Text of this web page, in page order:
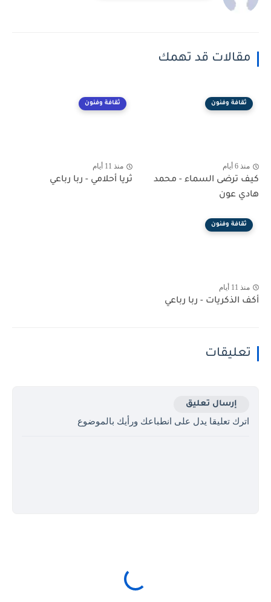
مقالات قد تهمك
ثقافة وفنون
منذ 6 أيام
كيف ترضى السماء - محمد
هادي عون
ثقافة وفنون
منذ 11 أيام
ثريا أحلامي - ربا رباعي
ثقافة وفنون
منذ 11 أيام
أكف الذكريات - ربا رباعي
تعليقات
إرسال تعليق
اترك تعليقا يدل على انطباعك ورأيك بالموضوع